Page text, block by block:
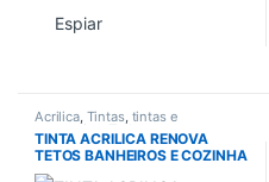
Espiar
Acrilica, Tintas, tintas e
acessorios,Todos
TINTA ACRILICA RENOVA
TETOS BANHEIROS E COZINHA
BRANCO 3.6 CORAL